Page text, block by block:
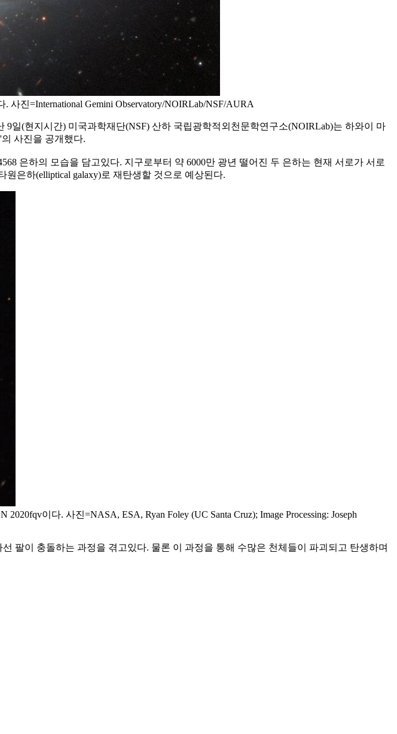
진=International Gemini Observatory/NOIRLab/NSF/AURA
일(현지시간) 미국과학재단(NSF) 산하 국립광학적외천문학연구소(NOIRLab)는 하와이 마
사진을 공개했다.
은하의 모습을 담고있다. 지구로부터 약 6000만 광년 떨어진 두 은하는 현재 서로가 서로
은하(elliptical galaxy)로 재탄생할 것으로 예상된다.
이다. 사진=NASA, ESA, Ryan Foley (UC Santa Cruz); Image Processing: Joseph
팔이 충돌하는 과정을 겪고있다. 물론 이 과정을 통해 수많은 천체들이 파괴되고 탄생하며